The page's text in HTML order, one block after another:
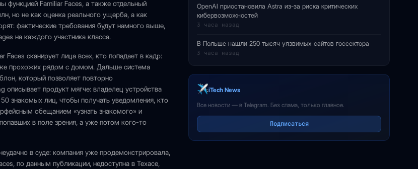
функцией Familiar Faces, а также отдельный
но не как оценка реального ущерба, а как
фактические требования будут намного выше,
на каждого участника класса.
Faces сканирует лица всех, кто попадает в кадр:
прохожих рядом с домом. Дальше система
который позволяет повторно
описывает продукт мягче: владелец устройства
знакомых лиц, чтобы получать уведомления, кто
обещанием «узнать знакомого» и
в поле зрения, а уже потом кого-то
в суде: компания уже продемонстрировала,
по данным публикации, недоступна в Техасе,
OpenAI приостановила Astra из-за риска критических
кибервозможностей
3 часа назад
В Польше нашли 250 тысяч уязвимых сайтов госсектора
3 часа назад
iTech News
Все новости — в Telegram. Без спама, только главное.
Подписаться